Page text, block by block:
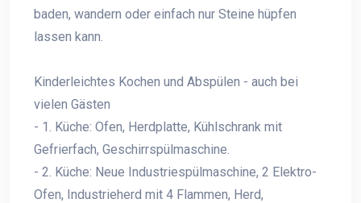
baden, wandern oder einfach nur Steine hüpfen
lassen kann.
Kinderleichtes Kochen und Abspülen - auch bei
vielen Gästen
- 1. Küche: Ofen, Herdplatte, Kühlschrank mit
Gefrierfach, Geschirrspülmaschine.
- 2. Küche: Neue Industriespülmaschine, 2 Elektro-
Ofen, Industrieherd mit 4 Flammen, Herd,